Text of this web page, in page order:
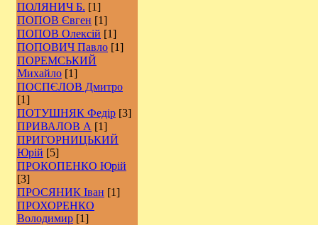
ПОЛЯНИЧ Б. [1]
ПОПОВ Євген [1]
ПОПОВ Олексій [1]
ПОПОВИЧ Павло [1]
ПОРЕМСЬКИЙ
Михайло [1]
ПОСПЄЛОВ Дмитро
[1]
ПОТУШНЯК Федір [3]
ПРИВАЛОВ А [1]
ПРИГОРНИЦЬКИЙ
Юрій [5]
ПРОКОПЕНКО Юрій
[3]
ПРОСЯНИК Іван [1]
ПРОХОРЕНКО
Володимир [1]